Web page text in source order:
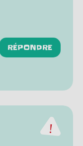
RÉPONDRE